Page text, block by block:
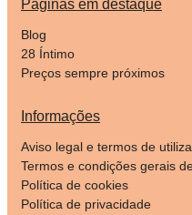
Páginas em destaque
Blog
28 Íntimo
Preços sempre próximos
Informações
Aviso legal e termos de
Termos e condições gerais
Política de cookies
Política de privacidade